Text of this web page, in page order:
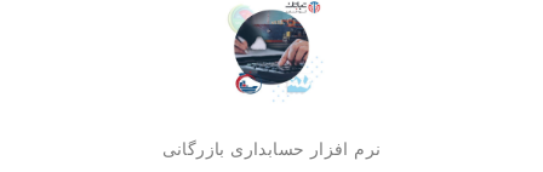
نرم افزار حسابداری بازرگانی